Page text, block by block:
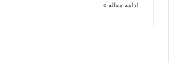
ادامه مقاله »